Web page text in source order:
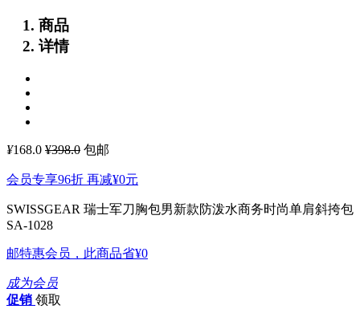
商品
详情
¥168.0 ¥398.0 包邮
会员专享96折 再减¥0元
SWISSGEAR 瑞士军刀胸包男新款防泼水商务时尚单肩斜挎包
SA-1028
邮特惠会员，此商品省¥0
成为会员
促销 领取